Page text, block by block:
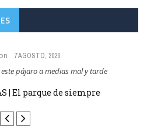
on 7 AGOSTO, 2026
pájaro a medias mal y tarde
| El parque de siempre